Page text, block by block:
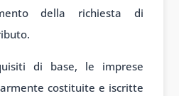
della richiesta di
di base, le imprese
costituite e iscritte